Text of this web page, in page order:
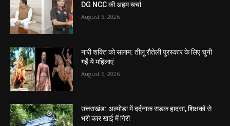
DG NCC की अहम चर्चा
August 6, 2026
नारी शक्ति को सलाम: तीलू रौतेली पुरस्कार के लिए चुनी
गईं ये महिलाएं
August 6, 2026
उत्तराखंड: अल्मोड़ा में दर्दनाक सड़क हादसा, शिक्षकों से
भरी कार खाई में गिरी